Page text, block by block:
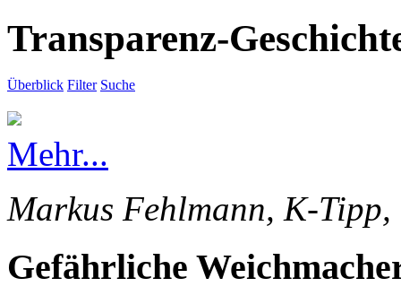
Transparenz-
Überblick Filter Suche
Mehr...
Markus Fehlmann, K-Tipp,
Gefährliche